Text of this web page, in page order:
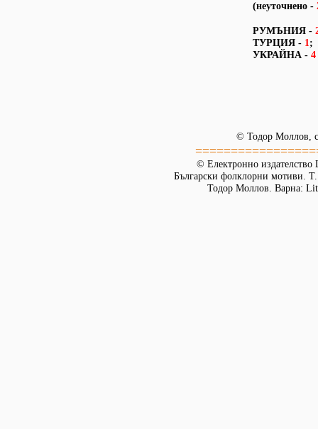
(неуточнено -
РУМЪНИЯ -
ТУРЦИЯ - 1;
УКРАЙНА - 4
© Тодор Моллов,
© Електронно издателство
Български фолклорни мотиви.
Тодор Моллов. Варна: